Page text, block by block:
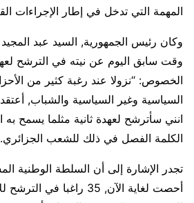
المهمة التي تدخل في إطار الإجراءات
وكان رئيس الجمهورية, السيد عبد
وقت سابق اليوم عن نيته في الترشح
الخصوص: “نزولا عند رغبة كثير من
السياسية وغير السياسية والشباب,
انني سأترشح لعهدة ثانية مثلما يسمح
الكلمة الفصل في ذلك للشعب الجزائري.
تجدر الإشارة إلى أن السلطة الوطنية
أحصت لغاية الآن, 35 راغبا